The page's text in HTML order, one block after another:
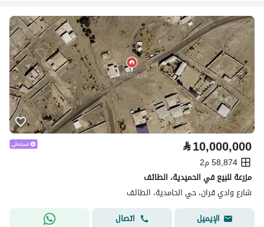
⃁10,000,000
58,874 م2
مزرعة للبيع في الحميدية، الطائف
شارع وادي قران، حي الحامدية، الطائف
الإيميل
اتصال